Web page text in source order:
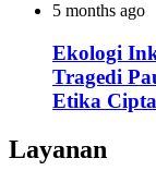
5 months ago
Ekologi
Tragedi
Etika
Layanan